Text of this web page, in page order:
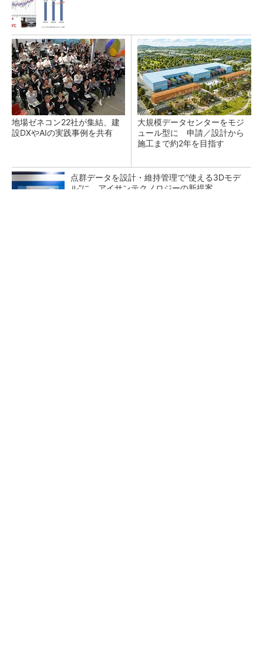
地場ゼネコン22社が集結、建
設DXやAIの実践事例を共有
大規模データセンターをモジ
ュール型に 申請／設計から
施工まで約2年を目指す
点群データを設計・維持管理で“使える3Dモデ
ル”に アイサンテクノロジーの新提案